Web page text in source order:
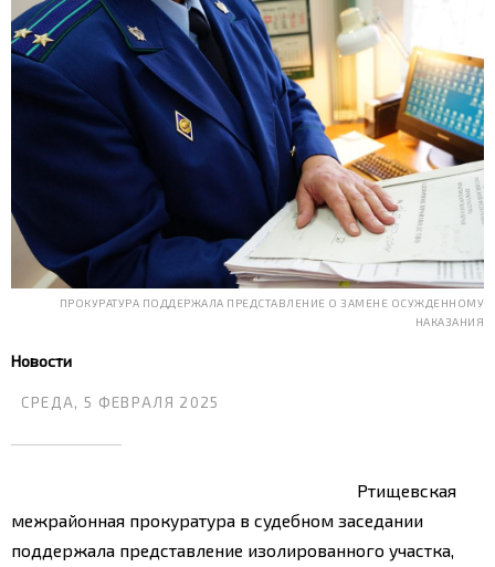
ПРОКУРАТУРА ПОДДЕРЖАЛА ПРЕДСТАВЛЕНИЕ О ЗАМЕНЕ ОСУЖДЕННОМУ
НАКАЗАНИЯ
Новости
СРЕДА, 5 ФЕВРАЛЯ 2025
Ртищевская
межрайонная прокуратура в судебном заседании
поддержала представление изолированного участка,